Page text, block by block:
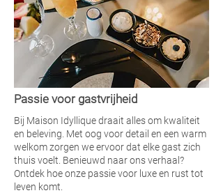
Passie voor gastvrijheid
Bij Maison Idyllique draait alles om kwaliteit
en beleving. Met oog voor detail en een warm
welkom zorgen we ervoor dat elke gast zich
thuis voelt. Benieuwd naar ons verhaal?
Ontdek hoe onze passie voor luxe en rust tot
leven komt.